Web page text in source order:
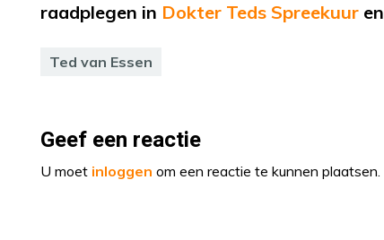
raadplegen in Dokter Teds Spreekuur en
Ted van Essen
Geef een reactie
U moet inloggen om een reactie te kunnen plaatsen.